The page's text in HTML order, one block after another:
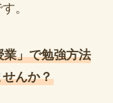
。
」で勉強方法
んか？